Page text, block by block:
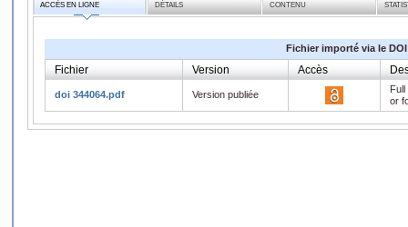
ACCÈS EN LIGNE DÉTAILS CONTENU
Fichier importé via le DOI
Fichier Version Accès
doi 344064.pdf Version publiée
or